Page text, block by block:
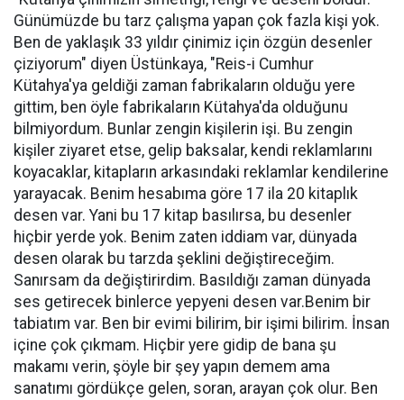
Günümüzde bu tarz çalışma yapan çok fazla kişi yok.
Ben de yaklaşık 33 yıldır çinimiz için özgün desenler
çiziyorum" diyen Üstünkaya, "Reis-i Cumhur
Kütahya'ya geldiği zaman fabrikaların olduğu yere
gittim, ben öyle fabrikaların Kütahya'da olduğunu
bilmiyordum. Bunlar zengin kişilerin işi. Bu zengin
kişiler ziyaret etse, gelip baksalar, kendi reklamlarını
koyacaklar, kitapların arkasındaki reklamlar kendilerine
yarayacak. Benim hesabıma göre 17 ila 20 kitaplık
desen var. Yani bu 17 kitap basılırsa, bu desenler
hiçbir yerde yok. Benim zaten iddiam var, dünyada
desen olarak bu tarzda şeklini değiştireceğim.
Sanırsam da değiştirirdim. Basıldığı zaman dünyada
ses getirecek binlerce yepyeni desen var.Benim bir
tabiatım var. Ben bir evimi bilirim, bir işimi bilirim. İnsan
içine çok çıkmam. Hiçbir yere gidip de bana şu
makamı verin, şöyle bir şey yapın demem ama
sanatımı gördükçe gelen, soran, arayan çok olur. Ben